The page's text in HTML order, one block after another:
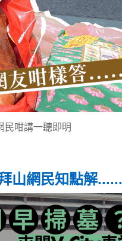
民咁講一聽即明
山網民知點解......